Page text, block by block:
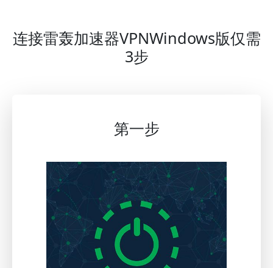
连接雷轰加速器VPNWindows版仅需
3步
第一步